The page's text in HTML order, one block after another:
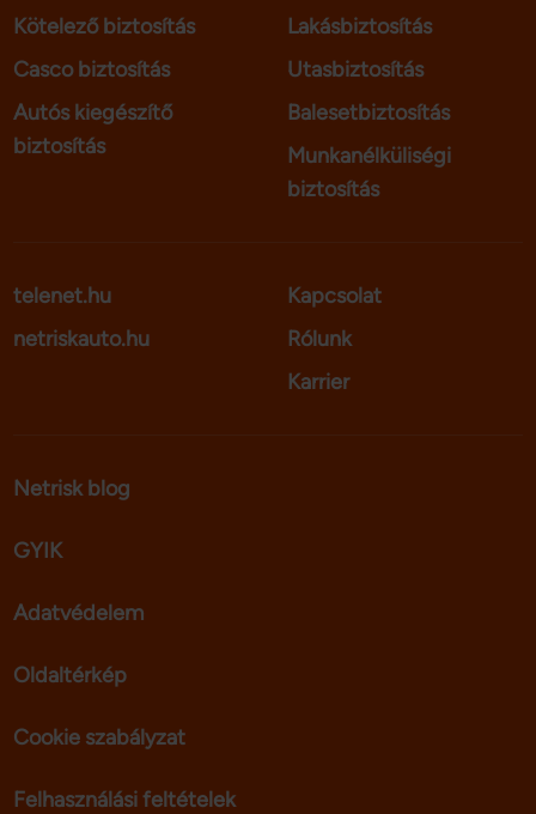
Kötelező biztosítás
Casco biztosítás
Autós kiegészítő
biztosítás
Lakásbiztosítás
Utasbiztosítás
Balesetbiztosítás
Munkanélküliségi
biztosítás
telenet.hu
netriskauto.hu
Kapcsolat
Rólunk
Karrier
Netrisk blog
GYIK
Adatvédelem
Oldaltérkép
Cookie szabályzat
Felhasználási feltételek